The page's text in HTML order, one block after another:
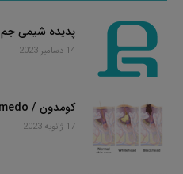
پدیده شیمی جم
14 دسامبر 2023
کومدون / Comedo
17 ژانویه 2023